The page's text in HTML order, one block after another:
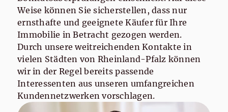
Weise können Sie sicherstellen, dass nur
ernsthafte und geeignete Käufer für Ihre
Immobilie in Betracht gezogen werden.
Durch unsere weitreichenden Kontakte in
vielen Städten von Rheinland-Pfalz können
wir in der Regel bereits passende
Interessenten aus unseren umfangreichen
Kundennetzwerken vorschlagen.